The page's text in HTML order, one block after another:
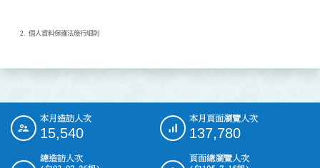
個人資料保護法施行細則
::: 本月造訪人次
15,540
本月頁面瀏覽人次
137,780
總造訪人次
頁面總瀏覽人次